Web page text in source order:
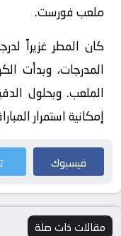
ملعب فورست.
كان المطر غزيراً
المدرجات، وبدأت
الملعب. وبحلول
إمكانية استمرار
فيسبوك
مقالات ذات صلة